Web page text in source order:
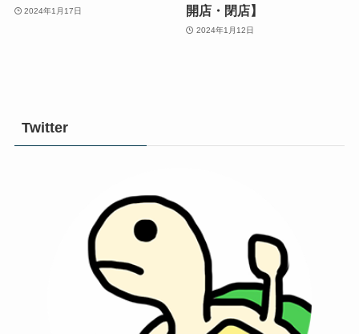
2024年1月17日
開店・閉店】
2024年1月12日
Twitter